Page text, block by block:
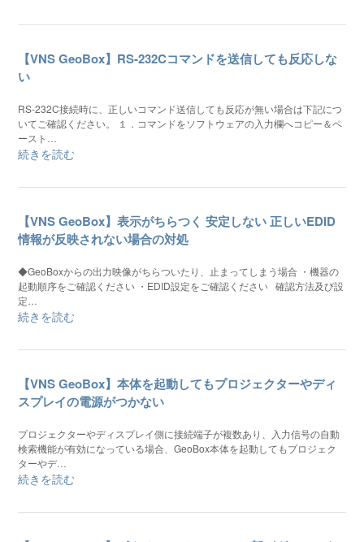
【VNS GeoBox】RS-232Cコマンドを送信しても反応しな
い
RS-232C接続時に、正しいコマンド送信しても反応が無い場合は下記につ
いてご確認ください。 １．コマンドをソフトウェアの入力欄へコピー＆ペ
ースト…
続きを読む
【VNS GeoBox】表示がちらつく 安定しない 正しいEDID
情報が反映されない場合の対処
◆GeoBoxからの出力映像がちらついたり、止まってしまう場合 ・機器の
起動順序をご確認ください ・EDID設定をご確認ください 確認方法及び設
定…
続きを読む
【VNS GeoBox】本体を起動してもプロジェクターやディ
スプレイの電源がつかない
プロジェクターやディスプレイ側に接続端子が複数あり、入力信号の自動
検索機能が有効になっている場合、GeoBox本体を起動してもプロジェク
ターやデ…
続きを読む